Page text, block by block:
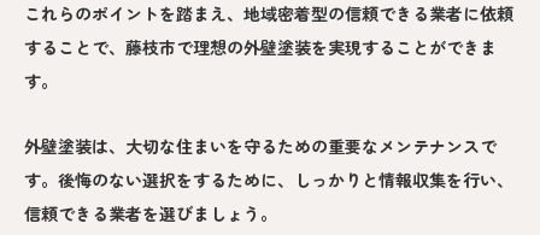
これらのポイントを踏まえ、地域密着型の信頼できる業者に依頼
することで、藤枝市で理想の外壁塗装を実現することができま
す。
外壁塗装は、大切な住まいを守るための重要なメンテナンスで
す。後悔のない選択をするために、しっかりと情報収集を行い、
信頼できる業者を選びましょう。